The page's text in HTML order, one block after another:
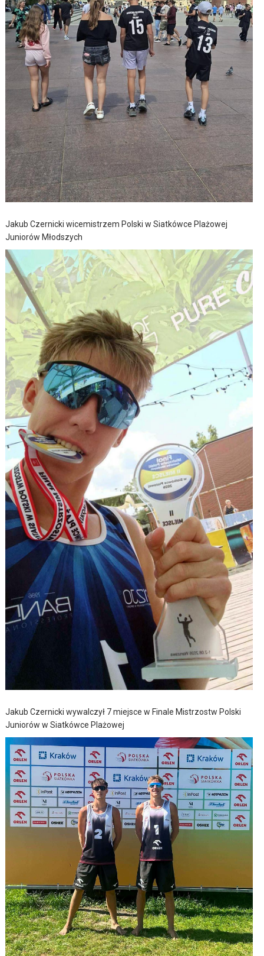
Jakub Czernicki wicemistrzem Polski w Siatkówce Plażowej
Juniorów Młodszych
Jakub Czernicki wywalczył 7 miejsce w Finale Mistrzostw Polski
Juniorów w Siatkówce Plażowej